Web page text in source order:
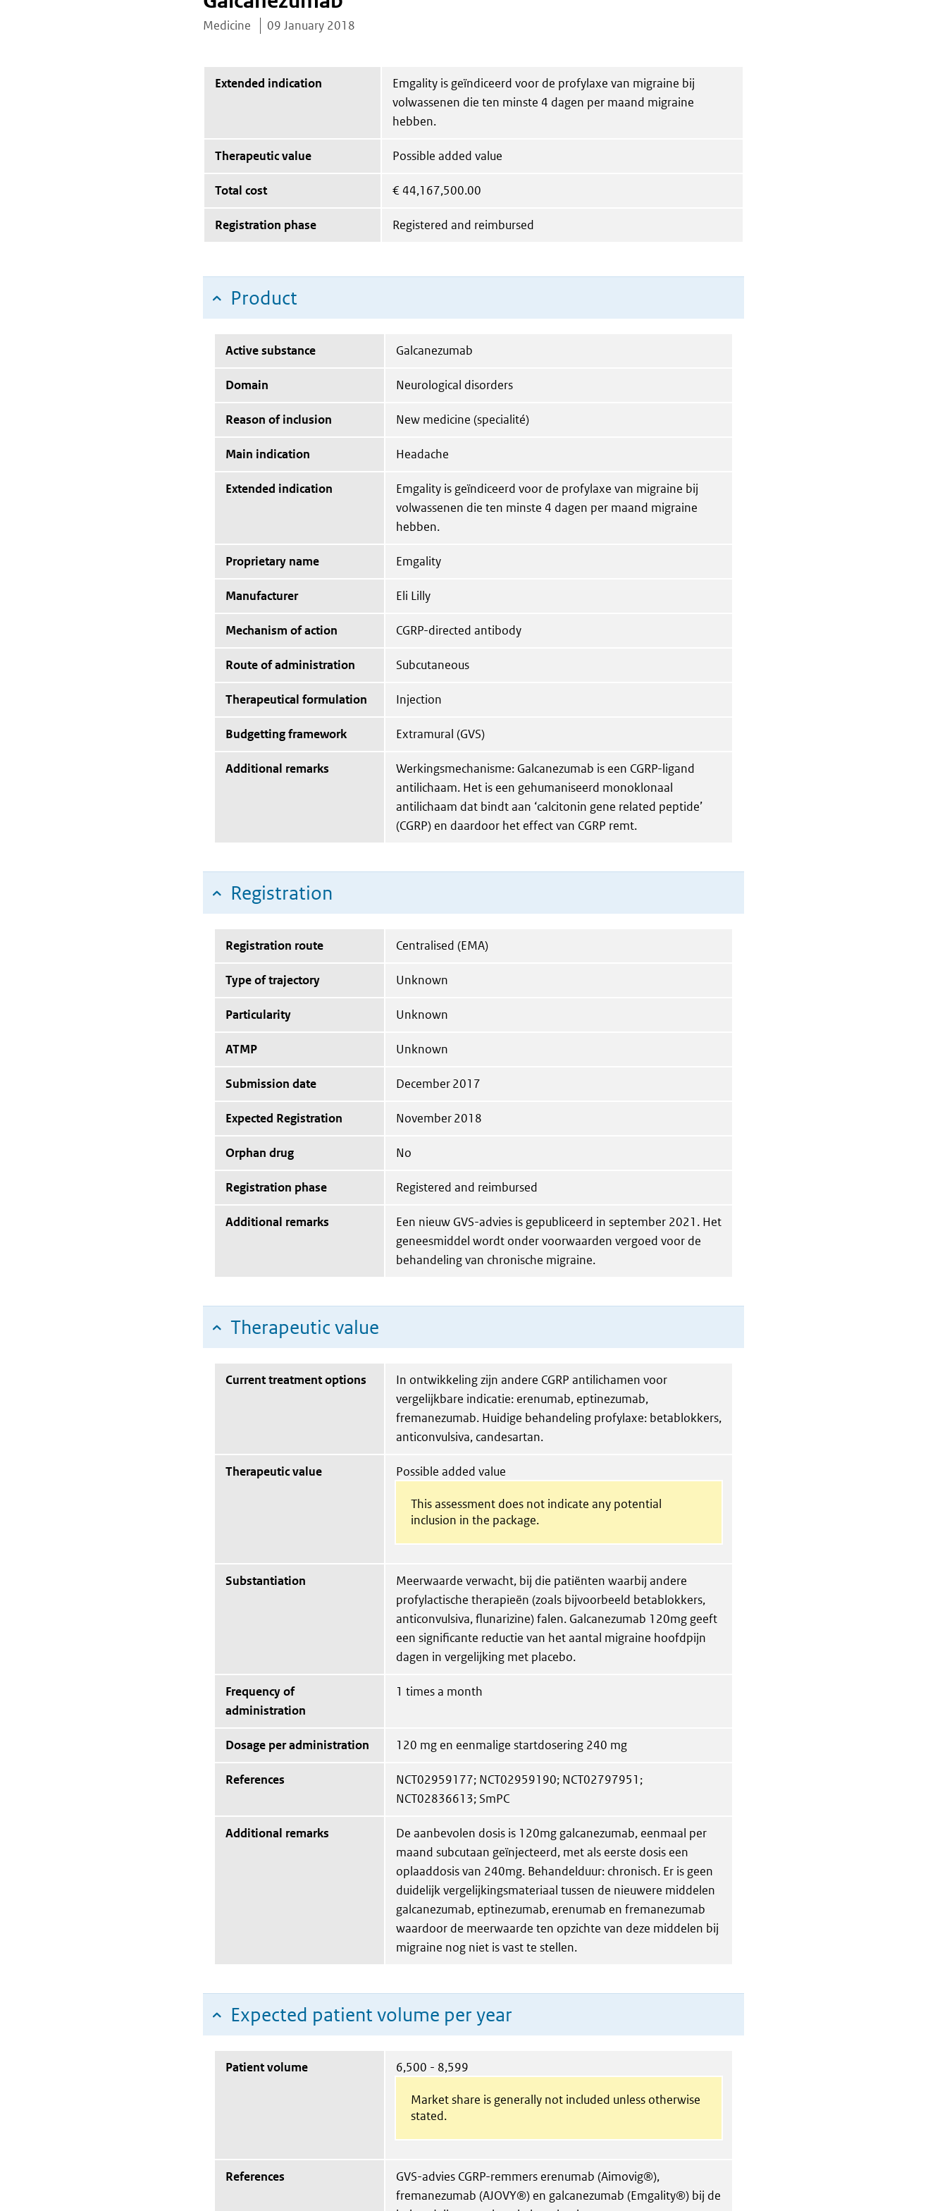
Medicine 09 January 2018
Extended indication
Emgality is geïndiceerd voor de profylaxe van migraine bij
volwassenen die ten minste 4 dagen per maand migraine
hebben.
Therapeutic value Possible added value
Total cost € 44,167,500.00
Registration phase Registered and reimbursed
Product
Active substance Galcanezumab
Domain Neurological disorders
Reason of inclusion New medicine (specialité)
Main indication Headache
Extended indication
Emgality is geïndiceerd voor de profylaxe van migraine bij
volwassenen die ten minste 4 dagen per maand migraine
hebben.
Proprietary name Emgality
Manufacturer Eli Lilly
Mechanism of action CGRP-directed antibody
Route of administration Subcutaneous
Therapeutical formulation Injection
Budgetting framework Extramural (GVS)
Additional remarks
Werkingsmechanisme: Galcanezumab is een CGRP-ligand
antilichaam. Het is een gehumaniseerd monoklonaal
antilichaam dat bindt aan ‘calcitonin gene related peptide’
(CGRP) en daardoor het effect van CGRP remt.
Registration
Registration route Centralised (EMA)
Type of trajectory Unknown
Particularity Unknown
ATMP Unknown
Submission date December 2017
Expected Registration November 2018
Orphan drug No
Registration phase Registered and reimbursed
Additional remarks
Een nieuw GVS-advies is gepubliceerd in september 2021. Het
geneesmiddel wordt onder voorwaarden vergoed voor de
behandeling van chronische migraine.
Therapeutic value
Current treatment options
In ontwikkeling zijn andere CGRP antilichamen voor
vergelijkbare indicatie: erenumab, eptinezumab,
fremanezumab. Huidige behandeling profylaxe: betablokkers,
anticonvulsiva, candesartan.
Therapeutic value Possible added value
This assessment does not indicate any potential
inclusion in the package.
Substantiation
Meerwaarde verwacht, bij die patiënten waarbij andere
profylactische therapieën (zoals bijvoorbeeld betablokkers,
anticonvulsiva, flunarizine) falen. Galcanezumab 120mg geeft
een significante reductie van het aantal migraine hoofdpijn
dagen in vergelijking met placebo.
Frequency of
administration
1 times a month
Dosage per administration 120 mg en eenmalige startdosering 240 mg
References
NCT02959177; NCT02959190; NCT02797951;
NCT02836613; SmPC
Additional remarks
De aanbevolen dosis is 120mg galcanezumab, eenmaal per
maand subcutaan geïnjecteerd, met als eerste dosis een
oplaaddosis van 240mg. Behandelduur: chronisch. Er is geen
duidelijk vergelijkingsmateriaal tussen de nieuwere middelen
galcanezumab, eptinezumab, erenumab en fremanezumab
waardoor de meerwaarde ten opzichte van deze middelen bij
migraine nog niet is vast te stellen.
Expected patient volume per year
Patient volume 6,500 - 8,599
Market share is generally not included unless otherwise
stated.
References
GVS-advies CGRP-remmers erenumab (Aimovig®),
fremanezumab (AJOVY®) en galcanezumab (Emgality®) bij de